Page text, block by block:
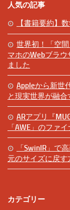
人気の記事
【書籍要約】
世界初！「空
マホのWebブラウ
ました
Appleから新世
と現実世界が融
ARアプリ『
「AWE」のファ
「SwinIR」で
元のサイズに戻す
カテゴリー